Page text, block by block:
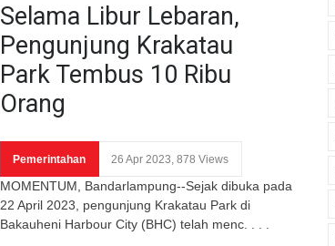
Selama Libur Lebaran,
Pengunjung Krakatau
Park Tembus 10 Ribu
Orang
Pemerintahan 26 Apr 2023, 878 Views
MOMENTUM, Bandarlampung--Sejak dibuka pada
22 April 2023, pengunjung Krakatau Park di
Bakauheni Harbour City (BHC) telah menc. . . .